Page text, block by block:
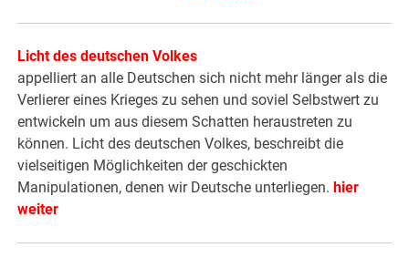
Licht des deutschen Volkes
appelliert an alle Deutschen sich nicht mehr länger als die
Verlierer eines Krieges zu sehen und soviel Selbstwert zu
entwickeln um aus diesem Schatten heraustreten zu
können. Licht des deutschen Volkes, beschreibt die
vielseitigen Möglichkeiten der geschickten
Manipulationen, denen wir Deutsche unterliegen. hier
weiter